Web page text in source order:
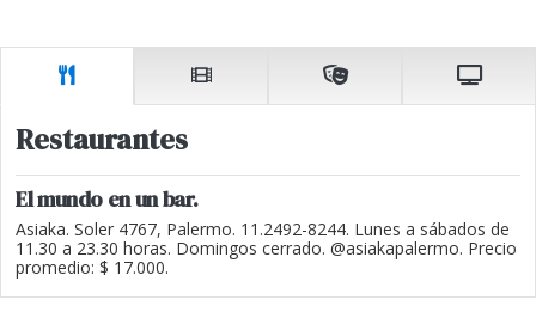
Restaurantes
El mundo en un bar.
Asiaka. Soler 4767, Palermo. 11.2492-8244. Lunes a sábados de
11.30 a 23.30 horas. Domingos cerrado. @asiakapalermo. Precio
promedio: $ 17.000.